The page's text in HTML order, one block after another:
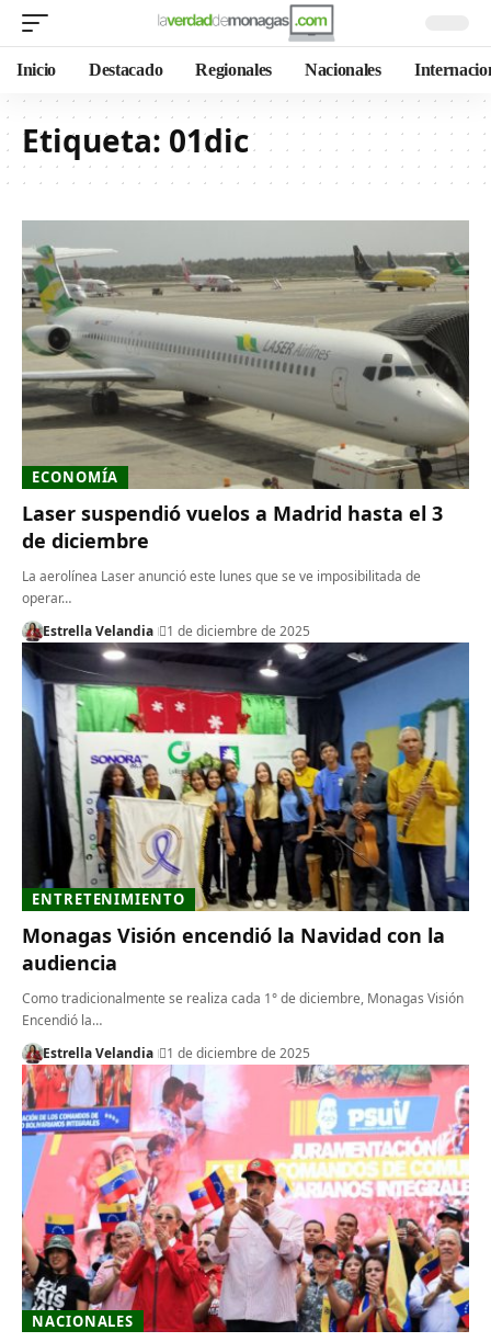
Inicio Destacado Regionales Nacionales
Etiqueta: 01dic
ECONOMÍA
Laser suspendió vuelos a Madrid hasta el 3
de diciembre
La aerolínea Laser anunció este lunes que se ve imposibilitada de
operar…
Estrella Velandia
1 de diciembre de 2025
ENTRETENIMIENTO
Monagas Visión encendió la Navidad con la
audiencia
Como tradicionalmente se realiza cada 1° de diciembre, Monagas Visión
Encendió la…
Estrella Velandia
1 de diciembre de 2025
NACIONALES